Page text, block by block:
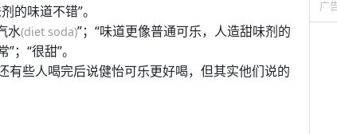
的味道不错”。
水(diet soda)”；“味道更像普通可乐，人造甜味剂的
；“很甜”。
有些人喝完后说健怡可乐更好喝，但其实他们说的
广